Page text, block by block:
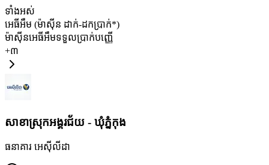
ទាំងអស់
អេធីអឹម (ម៉ាស៊ីន ដាក់-ដកប្រាក់*)
ម៉ាស៊ីនអេធីអឹមទទួលប្រាក់បញ្ញើ
+៣
សាខា​ស្រុកអង្គរជ័យ - ឃុំភ្នំកុង
ធនាគារ អេស៊ីលីដា